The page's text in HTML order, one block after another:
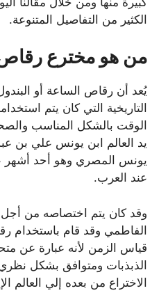
الكثير من التفاصيل المتنوعة.
من هو مخترع
يُعد أن رقاص الساعة أو
التاريخية التي كان يتم
الوقت بالشكل المناسب
يد العالم ابن يونس علي بن
يونس المصري وهو أحد أشهر
عند العرب.
وقد كان يتم اختصاصه من أجل
الفاطمي وقد قام باستخدام
قياس الزمن لأنه عبارة عن
الذبذبات ومتوافق بشكل
الاختراع من بعده إلي العالم